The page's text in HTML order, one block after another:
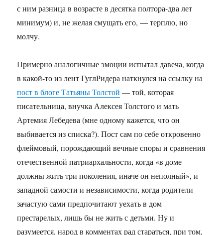
с ним разница в возрасте в десятка полтора-два лет
минимум) и, не желая смущать его, — терплю, но
молчу.
Примерно аналогичные эмоции испытал давеча, когда
в какой-то из лент ГуглРидера наткнулся на ссылку на
пост в блоге Татьяны Толстой — той, которая
писательница, внучка Алексея Толстого и мать
Артемия Лебедева (мне одному кажется, что он
выбивается из списка?). Пост сам по себе откровенно
флеймовый, порождающий вечные споры и сравнения
отечественной патриархальности, когда «в доме
должны жить три поколения, иначе он неполный», и
западной самости и независимости, когда родители
зачастую сами предпочитают уехать в дом
престарелых, лишь бы не жить с детьми. Ну и
разумеется, народ в комментах рад стараться, при том,